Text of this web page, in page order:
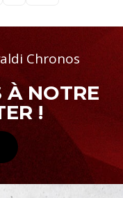
Chronos
À NOTRE
!